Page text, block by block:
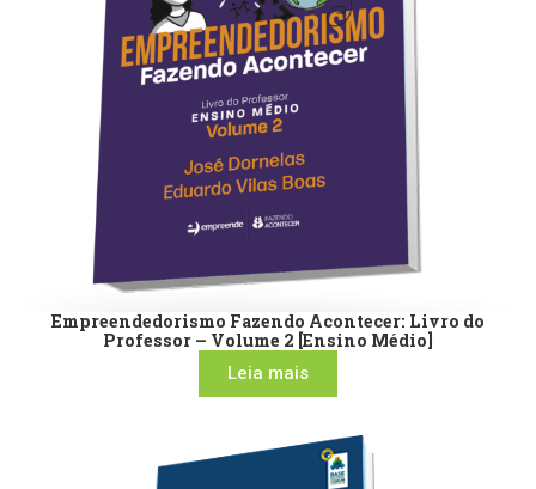
Empreendedorismo Fazendo Acontecer: Livro do
Professor – Volume 2 [Ensino Médio]
Leia mais